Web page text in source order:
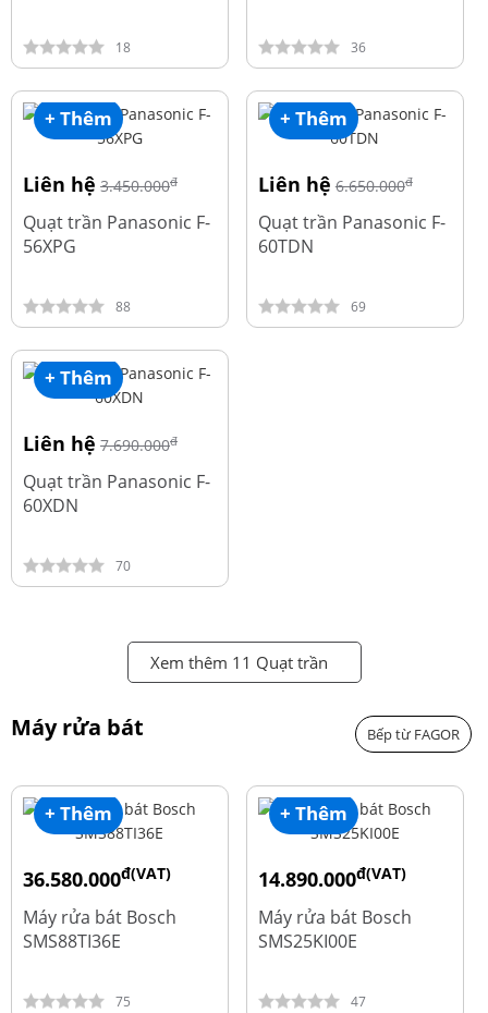
18 36
+ Thêm
Liên hệ 3.450.000đ
Quạt trần Panasonic F-
56XPG
88
+ Thêm
Liên hệ 6.650.000đ
Quạt trần Panasonic F-
60TDN
69
+ Thêm
Liên hệ 7.690.000đ
Quạt trần Panasonic F-
60XDN
70
Xem thêm 11 Quạt trần
Máy rửa bát Bếp từ FAGOR
+ Thêm
36.580.000đ(VAT)
50.740.000
Máy rửa bát Bosch
SMS88TI36E
75
+ Thêm
14.890.000đ(VAT)
24.270.000
Máy rửa bát Bosch
SMS25KI00E
47